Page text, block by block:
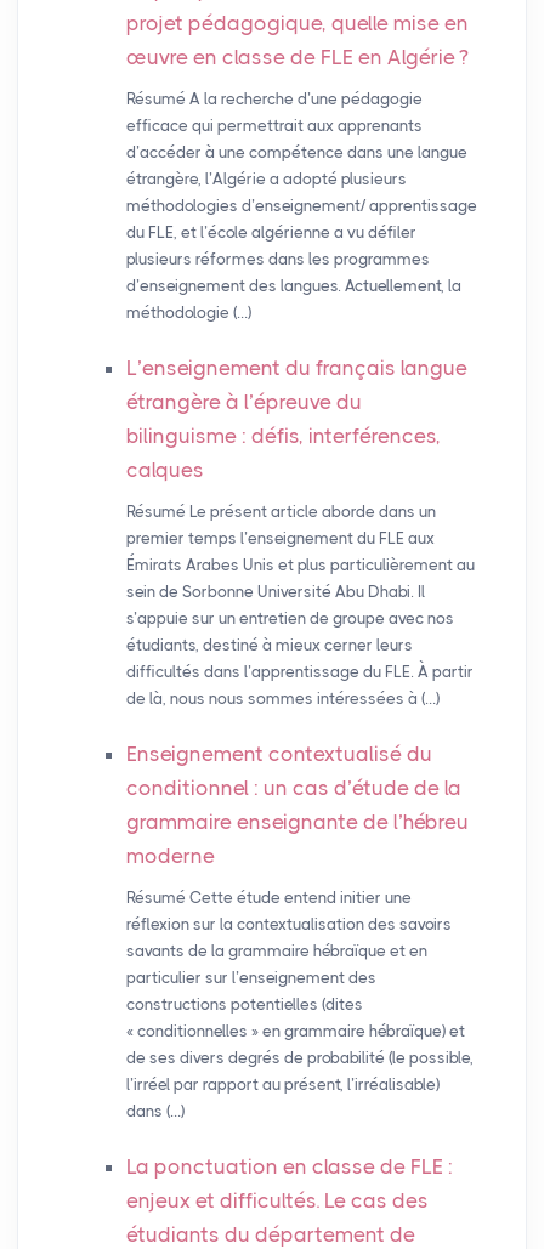
projet pédagogique, quelle mise en
œuvre en classe de FLE en Algérie?
Résumé A la recherche d’une pédagogie
efficace qui permettrait aux apprenants
d’accéder à une compétence dans une langue
étrangère, l’Algérie a adopté plusieurs
méthodologies d’enseignement/ apprentissage
du FLE, et l’école algérienne a vu défiler
plusieurs réformes dans les programmes
d’enseignement des langues. Actuellement, la
méthodologie (…)
L’enseignement du français langue
étrangère à l’épreuve du
bilinguisme : défis, interférences,
calques
Résumé Le présent article aborde dans un
premier temps l’enseignement du FLE aux
Émirats Arabes Unis et plus particulièrement au
sein de Sorbonne Université Abu Dhabi. Il
s’appuie sur un entretien de groupe avec nos
étudiants, destiné à mieux cerner leurs
difficultés dans l’apprentissage du FLE. À partir
de là, nous nous sommes intéressées à (…)
Enseignement contextualisé du
conditionnel : un cas d’étude de la
grammaire enseignante de l’hébreu
moderne
Résumé Cette étude entend initier une
réflexion sur la contextualisation des savoirs
savants de la grammaire hébraïque et en
particulier sur l’enseignement des
constructions potentielles (dites
« conditionnelles » en grammaire hébraïque) et
de ses divers degrés de probabilité (le possible,
l’irréel par rapport au présent, l’irréalisable)
dans (…)
La ponctuation en classe de FLE :
enjeux et difficultés. Le cas des
étudiants du département de